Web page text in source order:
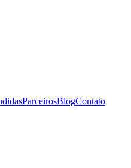
ParceirosBlogContato